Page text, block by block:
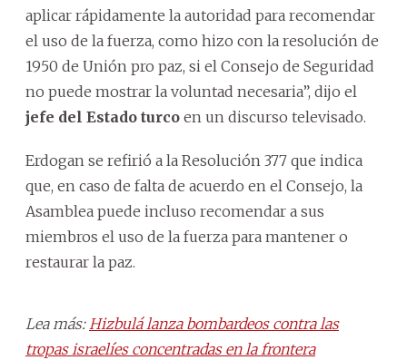
aplicar rápidamente la autoridad para recomendar
el uso de la fuerza, como hizo con la resolución de
1950 de Unión pro paz, si el Consejo de Seguridad
no puede mostrar la voluntad necesaria”, dijo el
jefe del Estado turco en un discurso televisado.
Erdogan se refirió a la Resolución 377 que indica
que, en caso de falta de acuerdo en el Consejo, la
Asamblea puede incluso recomendar a sus
miembros el uso de la fuerza para mantener o
restaurar la paz.
Lea más: Hizbulá lanza bombardeos contra las
tropas israelíes concentradas en la frontera